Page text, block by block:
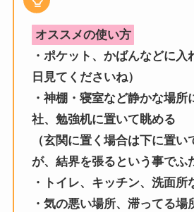
オススメの使い方
・ポケット、かばんなどに入
日見てくださいね）
・神棚・寝室など静かな場所
社、勉強机に置いて眺める
（玄関に置く場合は下に置
が、結界を張るという事でふ
・トイレ、キッチン、洗面所
・気の悪い場所、滞ってる場